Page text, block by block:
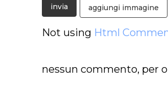
aggiungi immagine
Not using Html
nessun commento, per